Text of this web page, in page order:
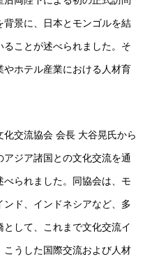
景に、日本とモンゴルを結
ことが述べられました。そ
やホテル産業における人材育
交流協会 会長 大谷晃氏から
ジア諸国との文化交流を通
べられました。同協会は、モ
ド、インドネシアなど、多
して、これまで文化交流イ
うした国際交流および人材